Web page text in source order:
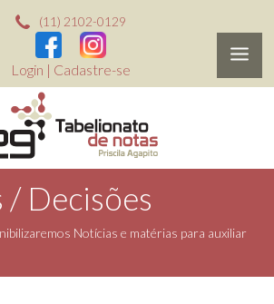
(11) 2102-0129
Login | Cadastre-se
/ Decisões
Notícias e matérias para auxiliar